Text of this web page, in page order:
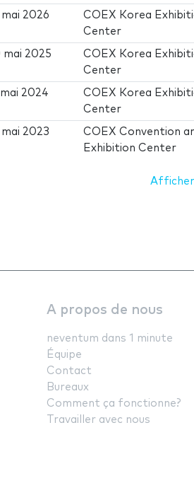
mai 2026
COEX Korea
Center
mai 2025
COEX Korea
Center
mai 2024
COEX Korea
Center
mai 2023
COEX Convention
Exhibition Center
A propos de nous
neventum dans 1 minute
Équipe
Contact
Bureaux
Comment ça fonctionne?
Travailler avec nous